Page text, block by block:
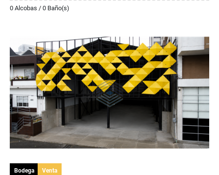
0 Alcobas / 0 Baño(s)
Bodega Venta